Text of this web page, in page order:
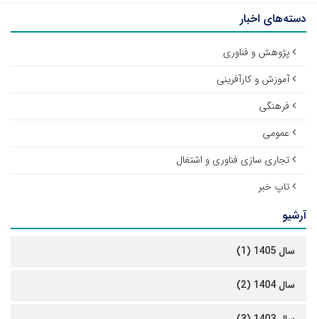
دسته‌های اخبار
پژوهش و فناوری
آموزش و کارآفرینی
فرهنگی
عمومی
تجاری سازی فناوری و اشتغال
تاپ خبر
آرشیو
سال 1405 (1)
سال 1404 (2)